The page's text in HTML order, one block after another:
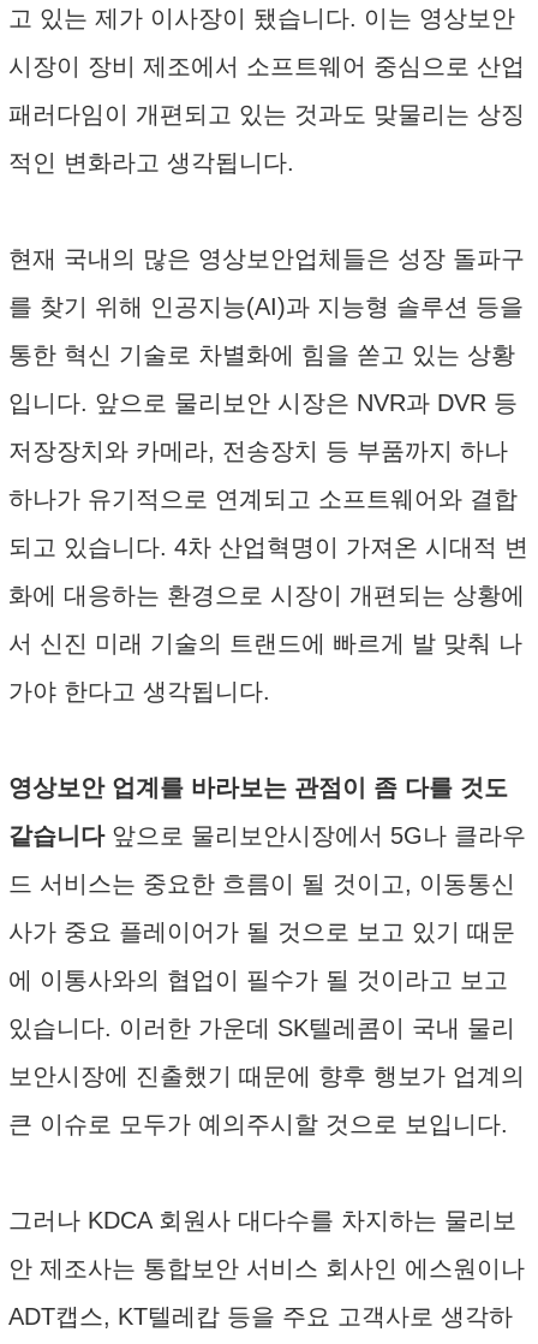
고 있는 제가 이사장이 됐습니다. 이는 영상보안
시장이 장비 제조에서 소프트웨어 중심으로 산업
패러다임이 개편되고 있는 것과도 맞물리는 상징
적인 변화라고 생각됩니다.
현재 국내의 많은 영상보안업체들은 성장 돌파구
를 찾기 위해 인공지능(AI)과 지능형 솔루션 등을
통한 혁신 기술로 차별화에 힘을 쏟고 있는 상황
입니다. 앞으로 물리보안 시장은 NVR과 DVR 등
저장장치와 카메라, 전송장치 등 부품까지 하나
하나가 유기적으로 연계되고 소프트웨어와 결합
되고 있습니다. 4차 산업혁명이 가져온 시대적 변
화에 대응하는 환경으로 시장이 개편되는 상황에
서 신진 미래 기술의 트랜드에 빠르게 발 맞춰 나
가야 한다고 생각됩니다.
영상보안 업계를 바라보는 관점이 좀 다를 것도
같습니다앞으로 물리보안시장에서 5G나 클라우
드 서비스는 중요한 흐름이 될 것이고, 이동통신
사가 중요 플레이어가 될 것으로 보고 있기 때문
에 이통사와의 협업이 필수가 될 것이라고 보고
있습니다. 이러한 가운데 SK텔레콤이 국내 물리
보안시장에 진출했기 때문에 향후 행보가 업계의
큰 이슈로 모두가 예의주시할 것으로 보입니다.
그러나 KDCA 회원사 대다수를 차지하는 물리보
안 제조사는 통합보안 서비스 회사인 에스원이나
ADT캡스, KT텔레캅 등을 주요 고객사로 생각하